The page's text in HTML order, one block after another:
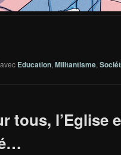
Education, Militantisme,
tous, l’Eglise